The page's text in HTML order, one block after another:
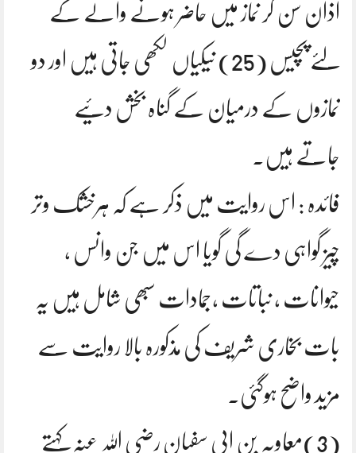
اذان سن کر نماز میں حاضر ہونے والے کے
لئے پچیس (25) نیکیاں لکھی جاتی ہیں اور دو
نمازوں کے درمیان کے گناہ بخش دئیے
جاتے ہیں۔
فائدہ : اس روایت میں ذکر ہے کہ ہرخشک وتر
چیز گواہی دے گی گویا اس میں جن وانس ،
حیوانات ، نباتات ،جمادات سبھی شامل ہیں یہ
بات بخاری شریف کی مذکورہ بالا روایت سے
مزید واضح ہوگئی۔
(3)معاویہ بن ابی سفیان رضی اللہ عنہ کہتے